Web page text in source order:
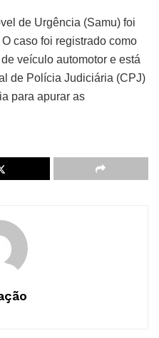
de Urgência (Samu) foi
caso foi registrado como
veículo automotor e está
de Polícia Judiciária (CPJ)
para apurar as